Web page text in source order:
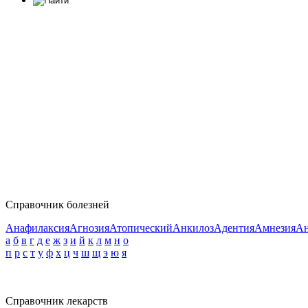
Справочник болезней
АнафилаксияАгнозияАтопическийАнкилозАдентияАмнезия
а б в г д е ж з и й к л м н о
п р с т у ф х ц ч ш щ э ю я
Справочник лекарств